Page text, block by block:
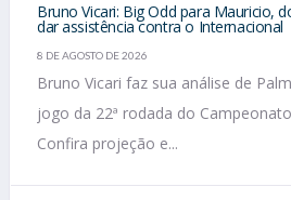
Bruno Vicari: Big Odd para Mauricio,
dar assistência contra o Internacional
8 DE AGOSTO DE 2026
Bruno Vicari faz sua análise de
jogo da 22ª rodada do
Confira projeção e...